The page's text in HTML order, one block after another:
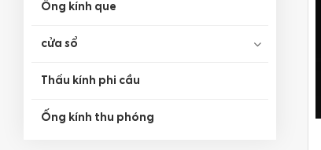
Ống kính que
cửa sổ
Thấu kính phi cầu
Ống kính thu phóng